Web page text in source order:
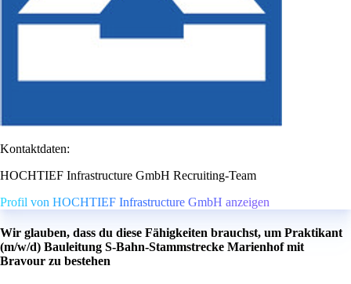
Kontaktdaten:
HOCHTIEF Infrastructure GmbH Recruiting-Team
Profil von HOCHTIEF Infrastructure GmbH anzeigen
Wir glauben, dass du diese Fähigkeiten brauchst, um Praktikant
(m/w/d) Bauleitung S-Bahn-Stammstrecke Marienhof mit
Bravour zu bestehen